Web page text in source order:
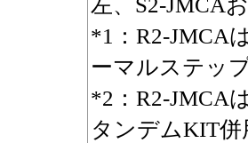
*1：R2-JMCA
ーマルステッ
*2：R2-JMCA
タンデムKIT